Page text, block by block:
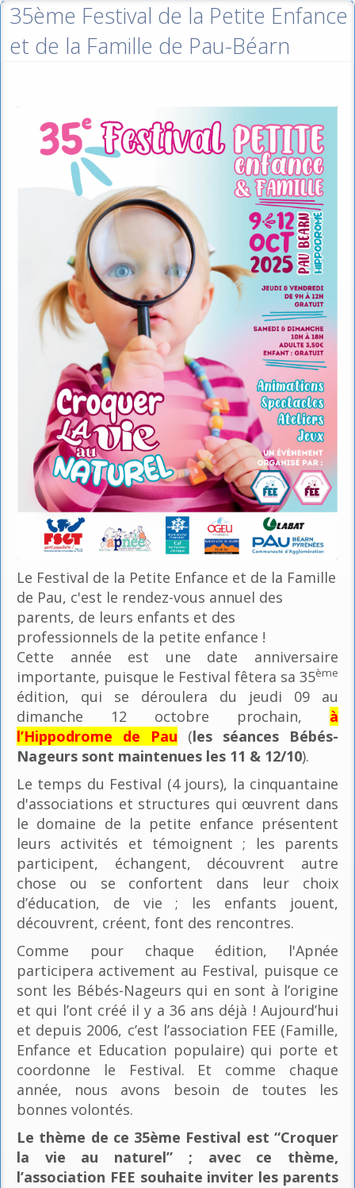
35ème Festival de la Petite Enfance
et de la Famille de Pau-Béarn
Le Festival de la Petite Enfance et de la Famille
de Pau, c'est le rendez-vous annuel des
parents, de leurs enfants et des
professionnels de la petite enfance !
Cette année est une date anniversaire
importante, puisque le Festival fêtera sa 35ème
édition, qui se déroulera du jeudi 09 au
dimanche 12 octobre prochain, à
l’Hippodrome de Pau (les séances Bébés-
Nageurs sont maintenues les 11 & 12/10).
Le temps du Festival (4 jours), la cinquantaine
d'associations et structures qui œuvrent dans
le domaine de la petite enfance présentent
leurs activités et témoignent ; les parents
participent, échangent, découvrent autre
chose ou se confortent dans leur choix
d’éducation, de vie ; les enfants jouent,
découvrent, créent, font des rencontres.
Comme pour chaque édition, l'Apnée
participera activement au Festival, puisque ce
sont les Bébés-Nageurs qui en sont à l’origine
et qui l’ont créé il y a 36 ans déjà ! Aujourd’hui
et depuis 2006, c’est l’association FEE (Famille,
Enfance et Education populaire) qui porte et
coordonne le Festival. Et comme chaque
année, nous avons besoin de toutes les
bonnes volontés.
Le thème de ce 35ème Festival est “Croquer
la vie au naturel” ; avec ce thème,
l’association FEE souhaite inviter les parents